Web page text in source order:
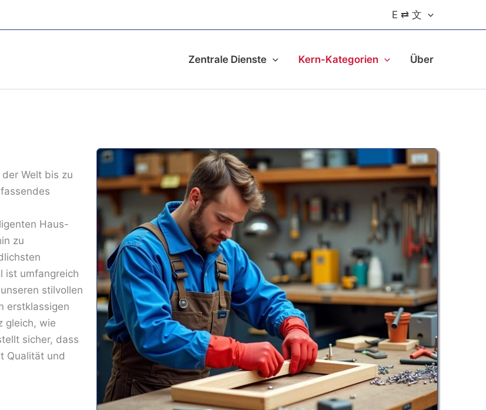
E ⇄ 文
Zentrale Dienste Kern-Kategorien Über
Welt bis zu
Haus-
zu
ist umfangreich
stilvollen
erstklassigen
gleich, wie
sicher, dass
Qualität und